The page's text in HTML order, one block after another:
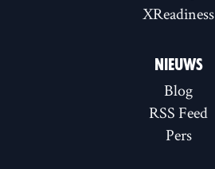
XReadiness
NIEUWS
Blog
RSS Feed
Pers